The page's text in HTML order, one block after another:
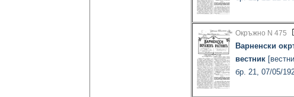
Окръжно N 475
Варненски
вестник
бр. 21, 07/05/